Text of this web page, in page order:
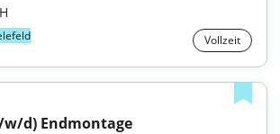
Vollzeit
d) Endmontage